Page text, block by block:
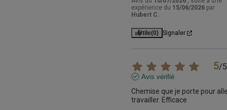
expérience du 15/06/2026 par
Hubert C.
Utile(0) Signaler
5/5
Avis vérifié
Chemise que je porte pour
travailler. Efficace